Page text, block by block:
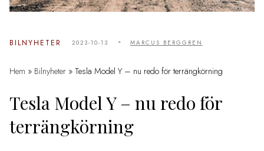
BILNYHETER 2023-10-13 - MARCUS BERGGREN
Hem » Bilnyheter » Tesla Model Y – nu redo för terrängkörning
Tesla Model Y – nu redo för
terrängkörning